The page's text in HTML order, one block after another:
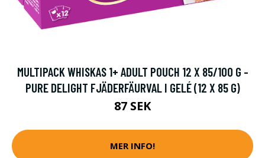
MULTIPACK WHISKAS 1+ ADULT POUCH 12 X 85/100 G -
PURE DELIGHT FJÄDERFÄURVAL I GELÉ (12 X 85 G)
87 SEK
MER INFO!